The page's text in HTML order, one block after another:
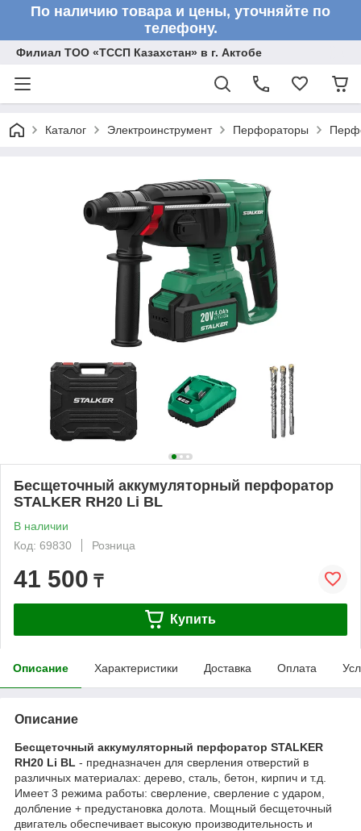
По наличию товара и цены, уточняйте по
телефону.
Филиал ТОО «ТССП Казахстан» в г. Актобе
Каталог Электроинструмент Перфораторы
Бесщеточный аккумуляторный перфоратор
STALKER RH20 Li BL
В наличии
Код: 69830
Розница
41 500 ₸
Купить
Описание Характеристики Доставка Оплата
Описание
Бесщеточный аккумуляторный перфоратор STALKER
RH20 Li BL - предназначен для сверления отверстий в
различных материалах: дерево, сталь, бетон, кирпич и т.д.
Имеет 3 режима работы: сверление, сверление с ударом,
долбление + предустановка долота. Мощный бесщеточный
двигатель обеспечивает высокую производительность и